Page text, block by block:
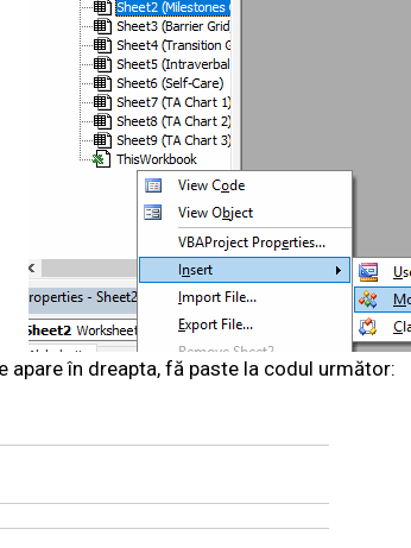
apare în dreapta, fă paste la codul următor: